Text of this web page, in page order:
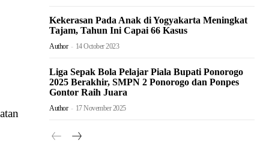
Kekerasan Pada Anak di Yogyakarta Meningkat
Tajam, Tahun Ini Capai 66 Kasus
Author - 14 October 2023
Liga Sepak Bola Pelajar Piala Bupati Ponorogo
2025 Berakhir, SMPN 2 Ponorogo dan Ponpes
Gontor Raih Juara
Author - 17 November 2025